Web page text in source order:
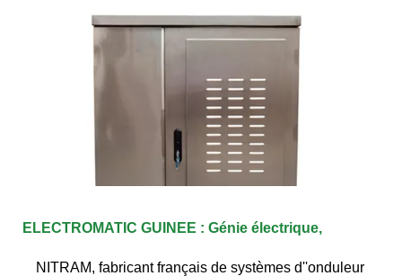
ELECTROMATIC GUINEE : Génie électrique,
NITRAM, fabricant français de systèmes d''onduleur